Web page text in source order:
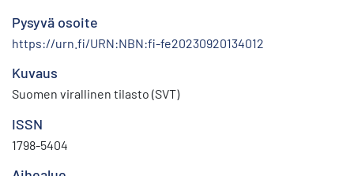
Pysyvä osoite
https://urn.fi/URN:NBN:fi-fe20230920134012
Kuvaus
Suomen virallinen tilasto (SVT)
ISSN
1798-5404